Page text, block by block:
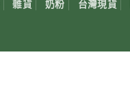
雜貨 奶粉 台灣現貨